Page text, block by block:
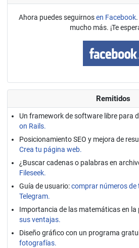
Ahora puedes seguirnosen Facebook
mucho más. ¡Te
Remitidos
Un framework de software libre para
on Rails.
Posicionamiento SEO y mejora de
Crea tu página web.
¿Buscar cadenas o palabras en
Fileseek.
Guía de usuario:comprar números
Telegram.
Importancia de las matemáticas en
sus ventajas.
Diseño gráfico con un programa
fotografías.